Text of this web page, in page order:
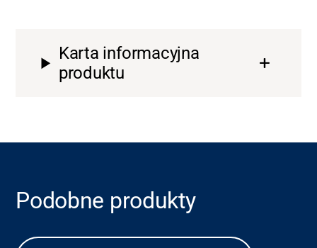
Karta informacyjna
produktu
Podobne produkty